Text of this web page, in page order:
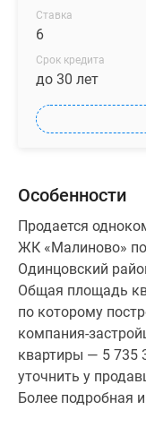
Ставка
6
Срок кредита
до 30 лет
Особенности
Продается
ЖК «Малиново»
Одинцовский
Общая площадь
по которому
компания-
квартиры — 5 735
уточнить у
Более подробная